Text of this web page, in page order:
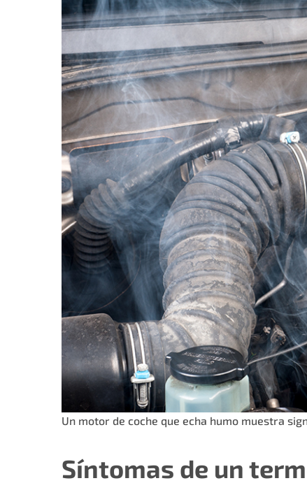
Un motor de coche que echa humo muestra
Síntomas de un